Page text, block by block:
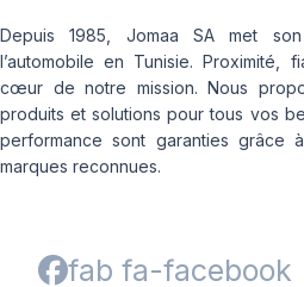
Depuis 1985, Jomaa SA met
l’automobile en Tunisie. Proximité,
cœur de notre mission. Nous
produits et solutions pour tous vos
performance sont garanties grâce
marques reconnues.
fab fa-facebook